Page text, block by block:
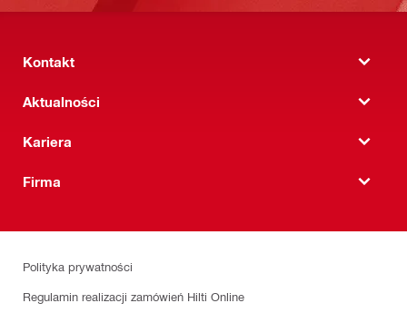
Kontakt
Aktualności
Kariera
Firma
Polityka prywatności
Regulamin realizacji zamówień Hilti Online